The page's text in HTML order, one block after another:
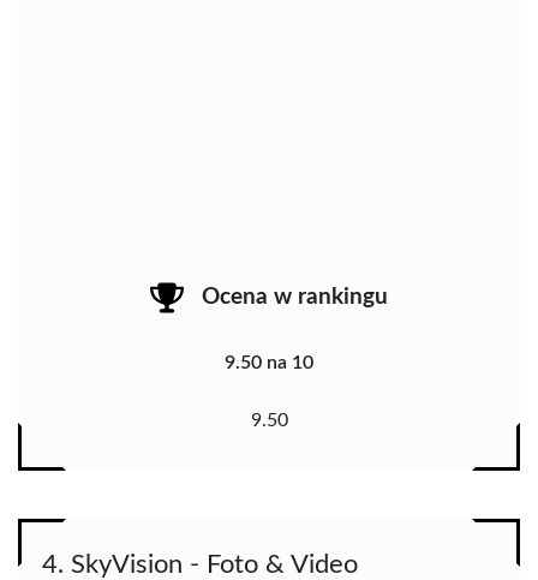
Ocena w rankingu
9.50 na 10
9.50
4. SkyVision - Foto & Video